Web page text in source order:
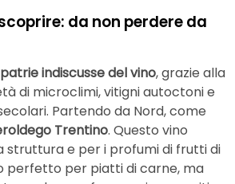
da non perdere da
indiscusse del vino, grazie alla
di microclimi, vitigni autoctoni e
Partendo da Nord, come
Trentino. Questo vino
struttura e per i profumi di frutti di
perfetto per piatti di carne, ma